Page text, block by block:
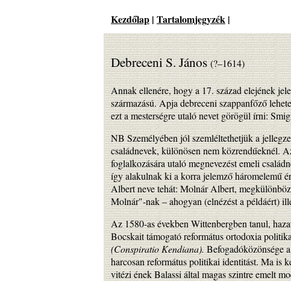
Kezdőlap | Tartalomjegyzék |
Debreceni S. János(?–1614)
Annak ellenére, hogy a 17. század elejének
származású. Apja debreceni szappanfőző
ezt a mesterségre utaló nevet görögül írni:
NB Személyében jól szemléltethetjük a
családnevek, különösen nem közrendűeknél.
foglalkozására utaló megnevezést emeli
így alakulnak ki a korra jelemző háromelemű
Albert neve tehát: Molnár Albert,
Molnár"-nak–ahogyan (elnézést a példáért)
Az 1580-as években Wittenbergben tanul,
Bocskait támogató református ortodoxia
(Conspiratio Kendiana).Befogadóközönsége
harcosan református politikai identitást. Ma is
vitézi ének Balassi által magas szintre emelt